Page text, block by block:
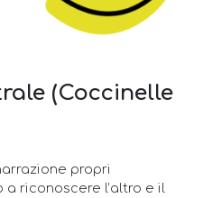
(Coccinelle
propri
riconoscere l’altro e il